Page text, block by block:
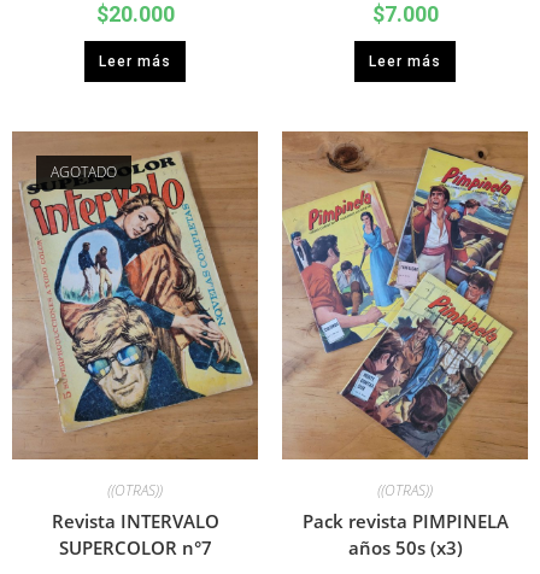
$20.000
Leer más
$7.000
Leer más
AGOTADO
((OTRAS))
Revista INTERVALO
SUPERCOLOR n°7
((OTRAS))
Pack revista PIMPINELA
años 50s (x3)